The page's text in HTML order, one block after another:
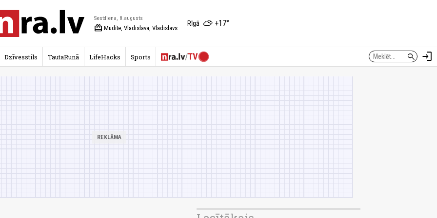
Sestdiena, 8.augusts
redeem Mudīte, Vladislava, Vladislavs
Rīgā +17°
search login
Dzīvesstils TautaRunā LifeHacks Sports